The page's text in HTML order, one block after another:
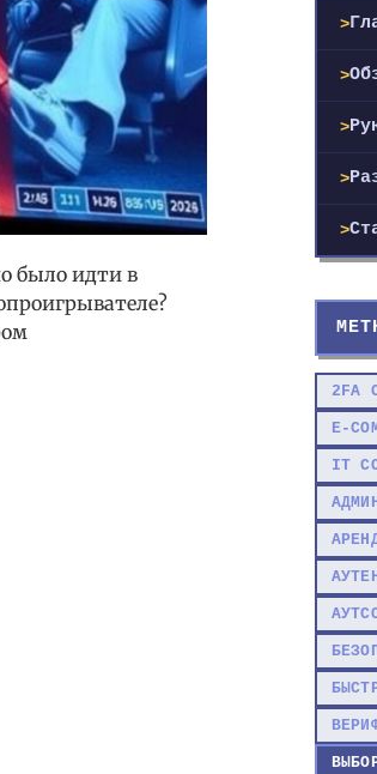
было идти в
2FA
E-
IT